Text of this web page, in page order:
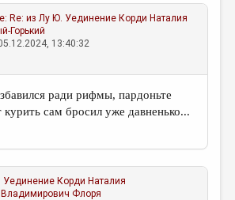
Re: из Лу Ю. Уединение Корди Наталия
Горький
13:40:32
ради рифмы, пардоньте
курить сам бросил уже давненько...
Уединение Корди Наталия
Флоря